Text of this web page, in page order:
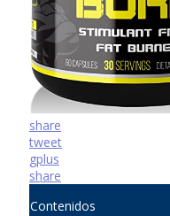
share
tweet
gplus
share
Contenidos